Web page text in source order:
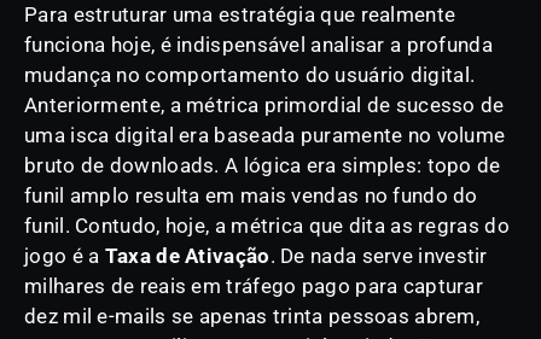
Para estruturar uma estratégia que realmente
funciona hoje, é indispensável analisar a profunda
mudança no comportamento do usuário digital.
Anteriormente, a métrica primordial de sucesso de
uma isca digital era baseada puramente no volume
bruto de downloads. A lógica era simples: topo de
funil amplo resulta em mais vendas no fundo do
funil. Contudo, hoje, a métrica que dita as regras do
jogo é a Taxa de Ativação. De nada serve investir
milhares de reais em tráfego pago para capturar
dez mil e-mails se apenas trinta pessoas abrem,